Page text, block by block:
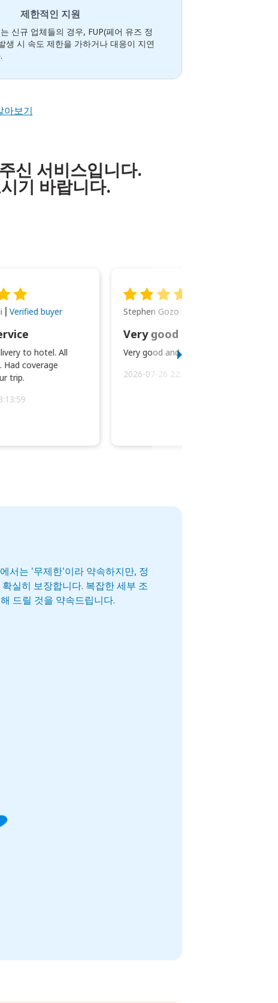
제한적인 지원
신규 업체들의 경우, FUP(페어 유즈 정
생 시 속도 제한을 가하거나 대응이 지연
아보기
신 서비스입니다.
기 바랍니다.
Verified buyer
to hotel. All
coverage
trip.
Stephen Gozo
Very good and prompt service.
2026-07-26 22:43:45
서는 '무제한'이라 약속하지만, 정
실히 보장합니다. 복잡한 세부 조
드릴 것을 약속드립니다.